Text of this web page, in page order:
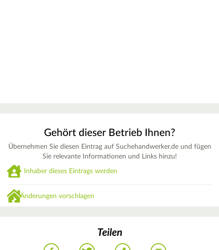
Gehört dieser Betrieb Ihnen?
Übernehmen Sie diesen Eintrag auf Suchehandwerker.de und fügen
Sie relevante Informationen und Links hinzu!
Inhaber dieses Eintrags werden
Änderungen vorschlagen
Teilen